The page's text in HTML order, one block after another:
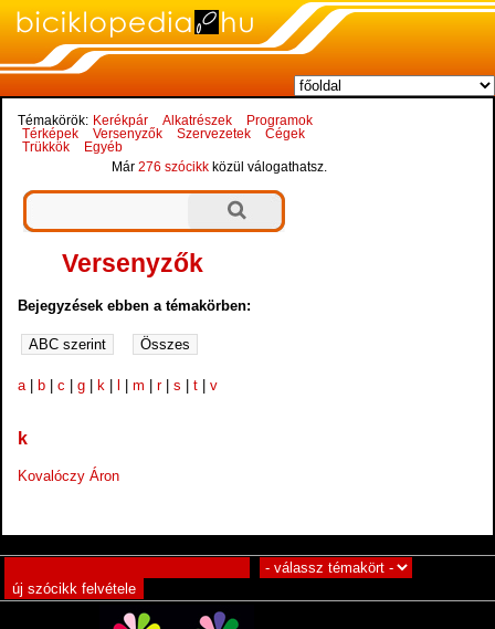
Témakörök: Kerékpár Alkatrészek
Programok
Térképek
Versenyzők Szervezetek
Cégek
Trükkök
Egyéb
Már276 szócikk közül válogathatsz.
Versenyzők
Bejegyzések ebben a témakörben:
a |b |c |g |k |l |m |r|s |t |v
k
Kovalóczy Áron